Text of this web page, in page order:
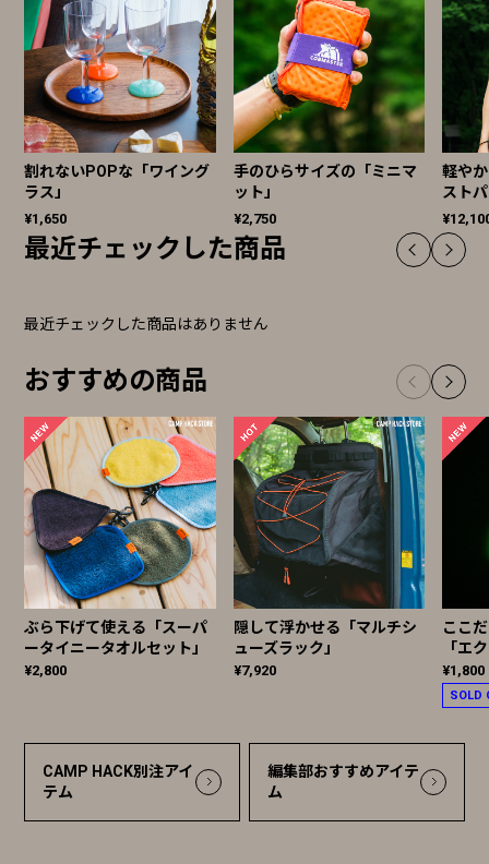
割れないPOPな「ワイング
ラス」
¥1,650
手のひらサイズの「ミニマ
ット」
¥2,750
軽や
スト
最近チェックした商品
最近チェックした商品はありません
おすすめの商品
ぶら下げて使える「スーパ
ータイニータオルセット」
¥2,800
隠して浮かせる「マルチシ
ューズラック」
¥7,920
ここ
「エ
¥1,800
SOLD
CAMP HACK別注アイ
テム
編集部おすすめアイテ
ム